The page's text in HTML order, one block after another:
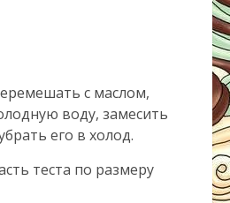
с маслом,
воду, замесить
его в холод.
теста по размеру